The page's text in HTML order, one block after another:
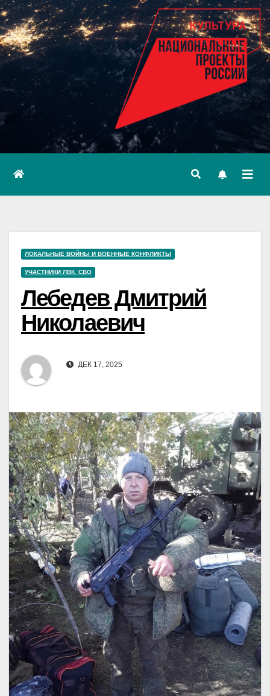
ЛОКАЛЬНЫЕ ВОЙНЫ И ВОЕННЫЕ КОНФЛИКТЫ
УЧАСТНИКИ ЛВК. СВО
Лебедев Дмитрий
Николаевич
ДЕК 17, 2025